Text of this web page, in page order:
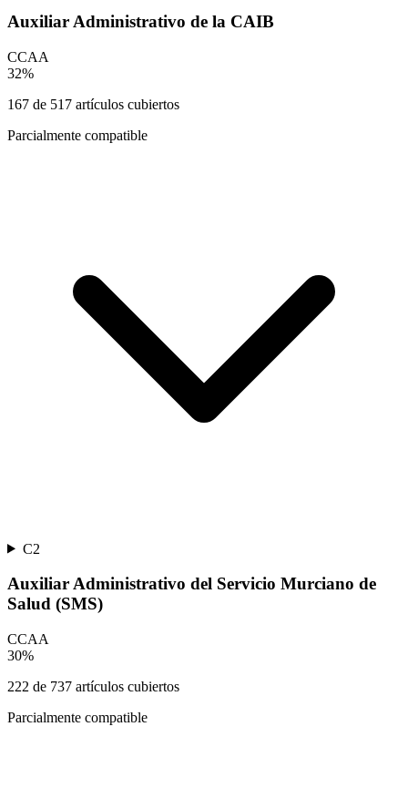
Auxiliar Administrativo de la CAIB
CCAA
32%
167 de 517 artículos cubiertos
Parcialmente compatible
C2
Auxiliar Administrativo del Servicio Murciano de
Salud (SMS)
CCAA
30%
222 de 737 artículos cubiertos
Parcialmente compatible